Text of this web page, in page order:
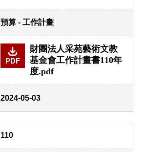
預算 - 工作計畫
PDF
財團法人采苑藝術文教
基金會工作計畫書110年
度.pdf
2024-05-03
110